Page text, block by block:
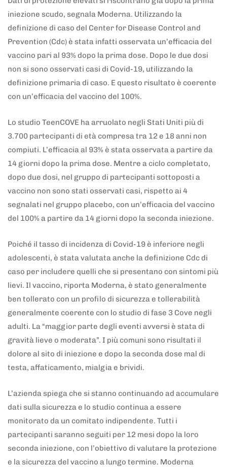
iniezione scudo, segnala Moderna. Utilizzando la
definizione di caso del Center for Disease Control and
Prevention (Cdc) è stata infatti osservata un’efficacia del
vaccino pari al 93% dopo la prima dose. Dopo le due dosi
non si sono osservati casi di Covid-19, utilizzando la
definizione primaria di caso. E questo risultato è coerente
con un’efficacia del vaccino del 100%.
Lo studio TeenCOVE ha arruolato negli Stati Uniti più di
3.700 partecipanti di età compresa tra 12 e 18 anni non
compiuti. L’efficacia al 93% è stata osservata a partire da
14 giorni dopo la prima dose. Mentre a ciclo completato,
dopo due dosi, nel gruppo di partecipanti sottoposti a
vaccino non sono stati osservati casi, rispetto ai 4
segnalati nel gruppo placebo, con un’efficacia del vaccino
del 100% a partire da 14 giorni dopo la seconda iniezione.
Poiché il tasso di incidenza di Covid-19 è inferiore negli
adolescenti, è stata valutata anche la definizione Cdc di
caso per includere quelli che si presentano con sintomi più
lievi. Il vaccino, riporta Moderna, è stato generalmente
ben tollerato con un profilo di sicurezza e tollerabilità
generalmente coerente con lo studio di fase 3 Cove negli
adulti. La “maggior parte degli eventi avversi è stata di
gravità lieve o moderata”. I più comuni sono risultati il
dolore al sito di iniezione e dopo la seconda dose mal di
testa, affaticamento, mialgia e brividi.
L’azienda spiega che si stanno continuando ad accumulare
dati sulla sicurezza e lo studio continua a essere
monitorato da un comitato indipendente. Tutti i
partecipanti saranno seguiti per 12 mesi dopo la loro
seconda iniezione, con l’obiettivo di valutare la protezione
e la sicurezza del vaccino a lungo termine. Moderna